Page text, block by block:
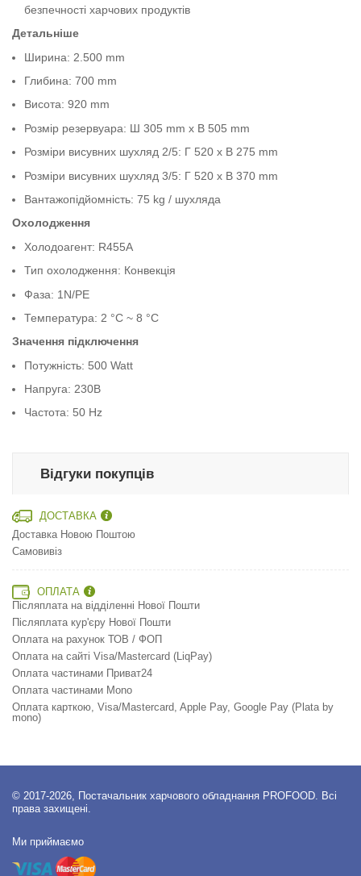
безпечності харчових продуктів
Детальніше
Ширина: 2.500 mm
Глибина: 700 mm
Висота: 920 mm
Розмір резервуара: Ш 305 mm x В 505 mm
Розміри висувних шухляд 2/5: Г 520 x В 275 mm
Розміри висувних шухляд 3/5: Г 520 x В 370 mm
Вантажопідйомність: 75 kg / шухляда
Охолодження
Холодоагент: R455A
Тип охолодження: Конвекція
Фаза: 1N/PE
Температура: 2 °C ~ 8 °C
Значення підключення
Потужність: 500 Watt
Напруга: 230В
Частота: 50 Hz
Відгуки покупців
ДОСТАВКА
Доставка Новою Поштою
Самовивіз
ОПЛАТА
Післяплата на відділенні Нової Пошти
Післяплата кур'єру Нової Пошти
Оплата на рахунок ТОВ / ФОП
Оплата на сайті Visa/Mastercard (LiqPay)
Оплата частинами Приват24
Оплата частинами Mono
Оплата карткою, Visa/Mastercard, Apple Pay, Google Pay (Plata by
mono)
© 2017-2026, Постачальник харчового обладнання PROFOOD. Всі
права захищені.
Ми приймаємо